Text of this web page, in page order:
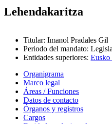
Lehendakaritza
Titular: Imanol Pradales Gil
Periodo del mandato:
Entidades superiores: Eusko
Organigrama
Marco legal
Áreas / Funciones
Datos de contacto
Órganos y registros
Cargos